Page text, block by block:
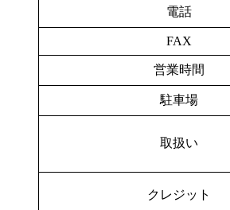
電話
FAX
営業時間
駐車場
取扱い
クレジット